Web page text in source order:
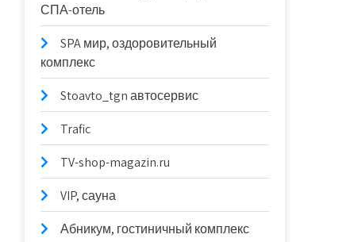
СПА-отель
SPA мир, оздоровительный
комплекс
Stoavto_tgn автосервис
Trafic
TV-shop-magazin.ru
VIP, сауна
Абникум, гостиничный комплекс